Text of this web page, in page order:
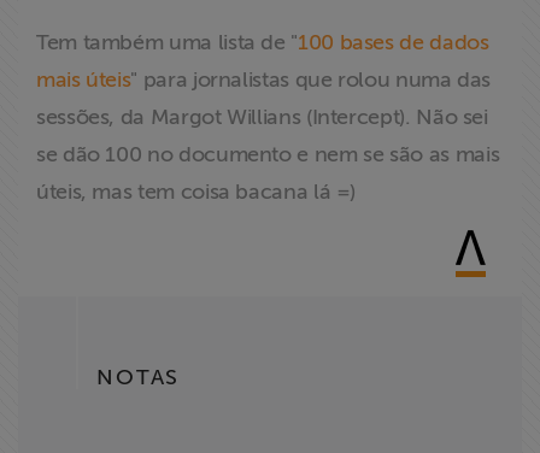
Tem também uma lista de "100 bases de dados
mais úteis" para jornalistas que rolou numa das
sessões, da Margot Willians (Intercept). Não sei
se dão 100 no documento e nem se são as mais
úteis, mas tem coisa bacana lá =)
NOTAS